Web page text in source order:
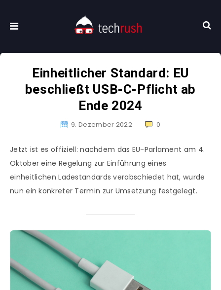
Einheitlicher Standard: EU
beschließt USB-C-Pflicht ab
Ende 2024
9. Dezember 2022 0
Jetzt ist es offiziell: nachdem das EU-Parlament am 4.
Oktober eine Regelung zur Einführung eines
einheitlichen Ladestandards verabschiedet hat, wurde
nun ein konkreter Termin zur Umsetzung festgelegt.